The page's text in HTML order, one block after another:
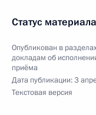
Статус материала
Опубликован в
докладам об
приёма
Дата публикации:3
Текстовая версия